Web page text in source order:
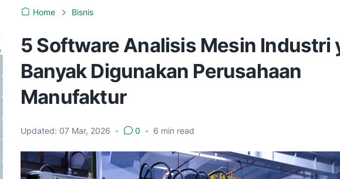
Home Bisnis
5 Software Analisis Mesin Industri
Banyak Digunakan Perusahaan
Manufaktur
Updated: 07 Mar, 2026 • 0 • 6 min read